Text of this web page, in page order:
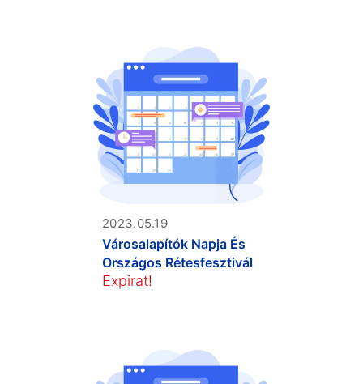
2023.05.19
Városalapítók Napja És
Országos Rétesfesztivál
Expirat!